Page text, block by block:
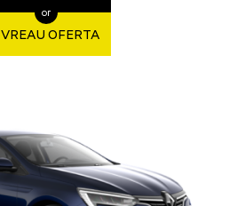
or
VREAU OFERTA